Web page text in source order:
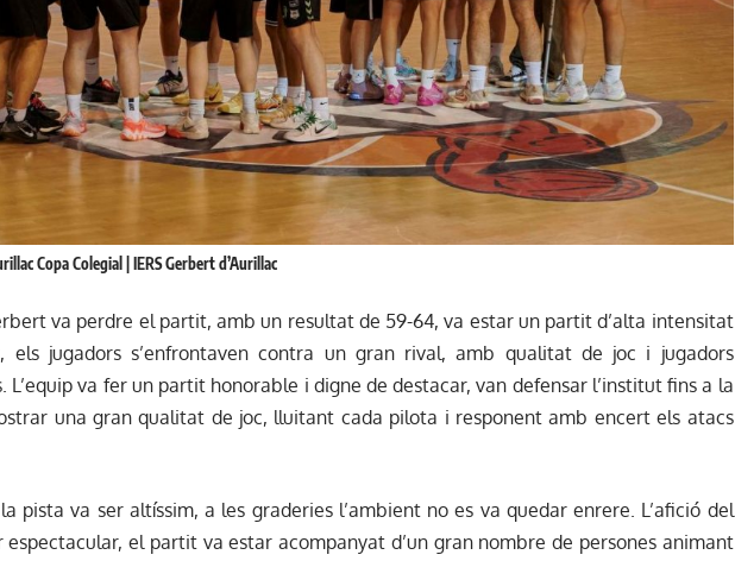
Copa Colegial | IERS Gerbert d’Aurillac
va perdre el partit, amb un resultat de 59-64, va estar un partit d’alta intensitat
els jugadors s’enfrontaven contra un gran rival, amb qualitat de joc i jugadors
L’equip va fer un partit honorable i digne de destacar, van defensar l’institut fins a la
una gran qualitat de joc, lluitant cada pilota i responent amb encert els atacs
pista va ser altíssim, a les graderies l’ambient no es va quedar enrere. L’afició del
espectacular, el partit va estar acompanyat d’un gran nombre de persones animant